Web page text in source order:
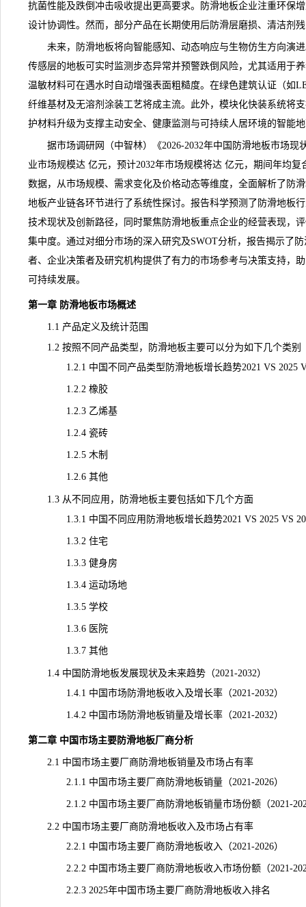
抗菌性能及跌倒冲击吸收提出更高要求。
防滑地板企业注重环保
设计协调性。然而，部分产品在长期使用后防滑层磨损、清洁剂
未来，防滑地板将向智能感知、动态响应与生物仿生方向演
传感层的地板可实时监测步态异常并预警跌倒风险，尤其适用于
温敏材料可在遇水时自动增强表面粗糙度。在绿色建筑认证（如
纤维基材及无溶剂涂装工艺将成主流。此外，模块化快装系统将
护材料升级为支撑主动安全、健康监测与可持续人居环境的智能
据市场调研网（中智林）《2026-2032年中国防滑地板市场现
业市场规模达 亿元，预计2032年市场规模将达 亿元，期间年均
数据，从市场规模、需求变化及价格动态等维度，全面解析了防
地板产业链各环节进行了系统性探讨。报告科学预测 了防滑地板
技术现状及创新路径，同时聚焦防滑地板重点企业的经营表现，
集中度。通过对细分市场的深入研究及SWOT分析，报告揭示了
者、企业决策者及研究机构提供了有力的市场参考与决策支持，
可持续发展。
第一章 防滑地板市场概述
1.1 产品定义及统计范围
1.2 按照不同产品类型，防滑地板主要可以分为如下几个类别
1.2.1 中国不同产品类型防滑地板增长趋势2021 VS 2025
1.2.2 橡胶
1.2.3 乙烯基
1.2.4 瓷砖
1.2.5 木制
1.2.6 其他
1.3 从不同应用，防滑地板主要包括如下几个方面
1.3.1 中国不同应用防滑地板增长趋势2021 VS 2025 VS
1.3.2 住宅
1.3.3 健身房
1.3.4 运动场地
1.3.5 学校
1.3.6 医院
1.3.7 其他
1.4 中国防滑地板发展现状及未来趋势（2021-2032）
1.4.1 中国市场防滑地板收入及增长率（2021-2032）
1.4.2 中国市场防滑地板销量及增长率（2021-2032）
第二章 中国市场主要防滑地板厂商分析
2.1 中国市场主要厂商防滑地板销量及市场占有率
2.1.1 中国市场主要厂商防滑地板销量（2021-2026）
2.1.2 中国市场主要厂商防滑地板销量市场份额（2021-
2.2 中国市场主要厂商防滑地板收入及市场占有率
2.2.1 中国市场主要厂商防滑地板收入（2021-2026）
2.2.2 中国市场主要厂商防滑地板收入市场份额（2021-
2.2.3 2025年中国市场主要厂商防滑地板收入排名